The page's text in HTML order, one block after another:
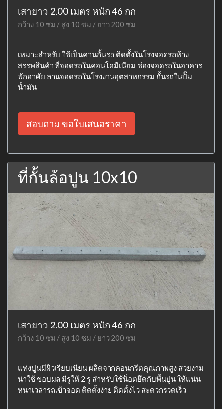
เสายาว 2.00 เมตร หนัก 46 กก
กว้าง 10 ซม / สูง 10 ซม / ยาว 200 ซม
เหมาะสำหรับ ใช้เป็นคานกั้นรถ ติดตั้งในโรงจอดรถห้าง
สรรพสินค้า ที่จอดรถในคอนโดมีเนียม ช่องจอดรถในอาคาร
พักอาศัย ลานจอดรถในโรงงานอุตสาหกรรม กั้นรถในปั๊ม
น้ำมัน
สอบถาม ขอใบเสนอราคา
ที่กั้นล้อปูน 10x10
เสายาว 2.00 เมตร หนัก 46 กก
กว้าง 10 ซม / สูง 10 ซม / ยาว 200 ซม
แท่งปูนมีผิวเรียบเนียน ผลิตจากคอนกรีตคุณภาพสูง สวยงาม
น่าใช้ ขอบมล มีรูให้ 2 รู สำหรับใช้น็อตยึดกับพื้นปูน ให้แน่น
หนาเวลารถเข้าจอด ติดตั้งง่าย ติดตั้งไว สะดวกรวดเร็ว